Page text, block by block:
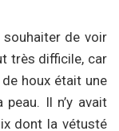
souhaiter de voir
très difficile, car
houx était une
Il n’y avait
dont la vétusté